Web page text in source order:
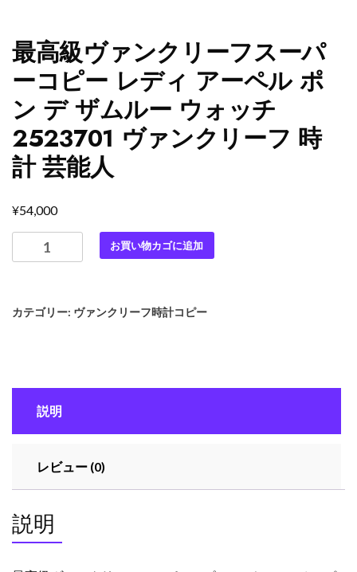
最高級ヴァンクリーフスーパ
ーコピー レディ アーペル ポ
ン デ ザムルー ウォッチ
2523701 ヴァンクリーフ 時
計 芸能人
¥54,000
高
ァ
ー
ス
ー
ピ
ー
お買い物カゴに追加
カテゴリー: ヴァンクリーフ時計コピー
説明
レビュー (0)
説明